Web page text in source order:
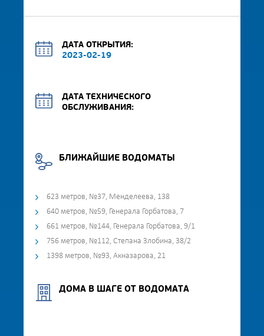
ДАТА ОТКРЫТИЯ:
2023-02-19
ДАТА ТЕХНИЧЕСКОГО
ОБСЛУЖИВАНИЯ:
БЛИЖАЙШИЕ ВОДОМАТЫ
623 метров, №37, Менделеева, 138
640 метров, №59, Генерала Горбатова, 7
661 метров, №144, Генерала Горбатова, 9/1
756 метров, №112, Степана Злобина, 38/2
1398 метров, №93, Акназарова, 21
ДОМА В ШАГЕ ОТ ВОДОМАТА